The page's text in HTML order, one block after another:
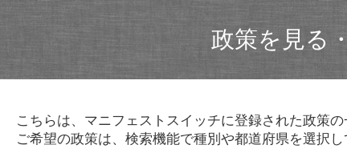
政策を見る
こちらは、マニフェストスイッチに登録された政策の
ご希望の政策は、検索機能で種別や都道府県を選択し